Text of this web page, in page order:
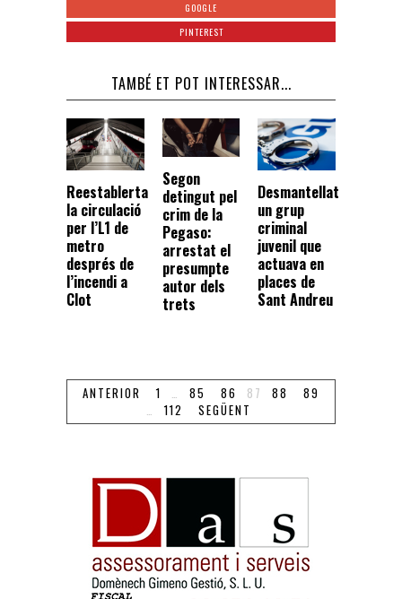
GOOGLE
PINTEREST
TAMBÉ ET POT INTERESSAR...
Reestablerta
la circulació
per l’L1 de
metro
després de
l’incendi a
Clot
Segon
detingut pel
crim de la
Pegaso:
arrestat el
presumpte
autor dels
trets
Desmantellat
un grup
criminal
juvenil que
actuava en
places de
Sant Andreu
ANTERIOR 1 … 85 86 87 88
89
…
112 SEGÜENT